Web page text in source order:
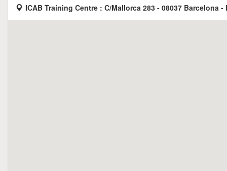
ICAB Training Centre : C/Mallorca 283 - 08037 Barcelona -